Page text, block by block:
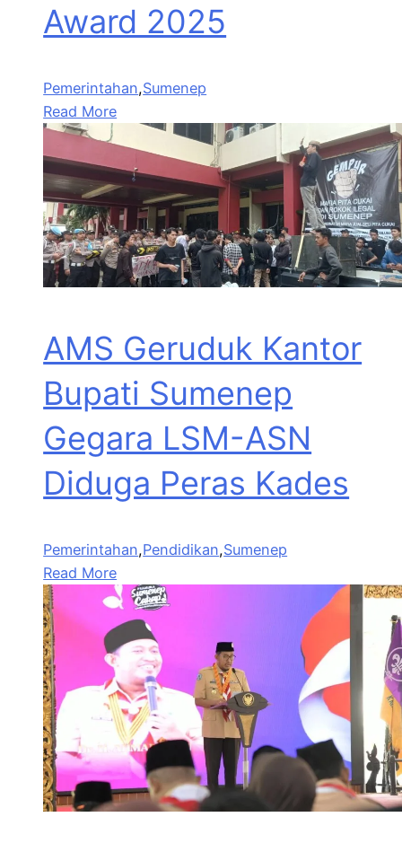
Award 2025
Pemerintahan,Sumenep
Read More
AMS Geruduk Kantor
Bupati Sumenep
Gegara LSM-ASN
Diduga Peras Kades
Pemerintahan,Pendidikan,Sumenep
Read More